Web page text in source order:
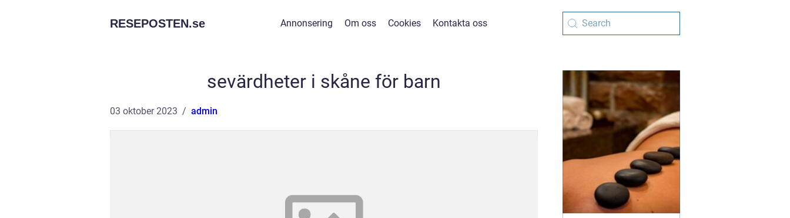
RESEPOSTEN.se Annonsering Om oss Cookies Kontakta oss
sevärdheter i skåne för barn
03 oktober 2023 admin